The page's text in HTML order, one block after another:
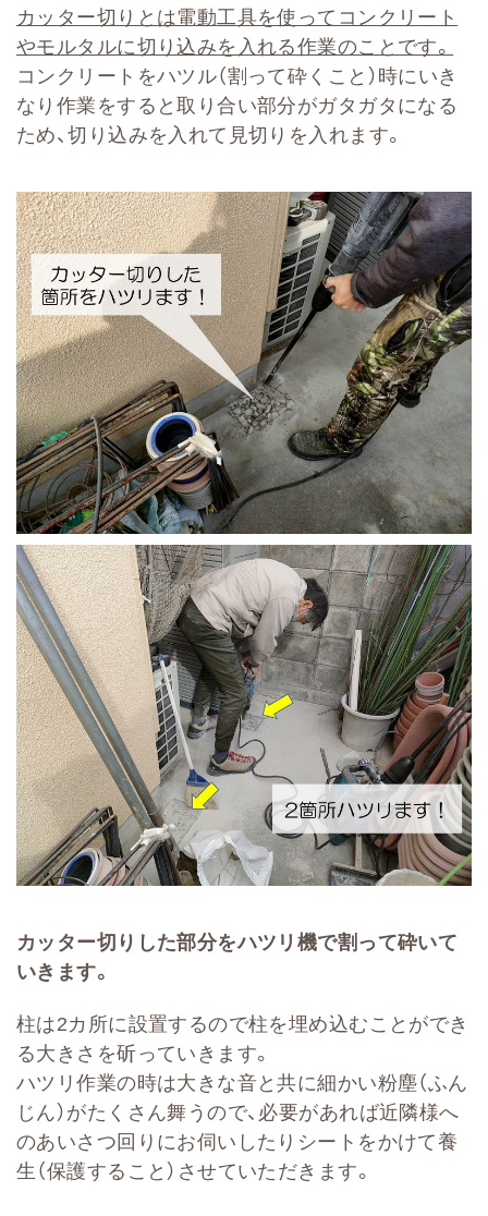
カッター切りとは電動工具を使ってコンクリート
やモルタルに切り込みを入れる作業のことです。
コンクリートをハツル（割って砕くこと）時にいき
なり作業をすると取り合い部分がガタガタになる
ため、切り込みを入れて見切りを入れます。
カッター切りした部分をハツリ機で割って砕いて
いきます。
柱は2カ所に設置するので柱を埋め込むことができ
る大きさを斫っていきます。
ハツリ作業の時は大きな音と共に細かい粉塵（ふん
じん）がたくさん舞うので、必要があれば近隣様へ
のあいさつ回りにお伺いしたりシートをかけて養
生（保護すること）させていただきます。